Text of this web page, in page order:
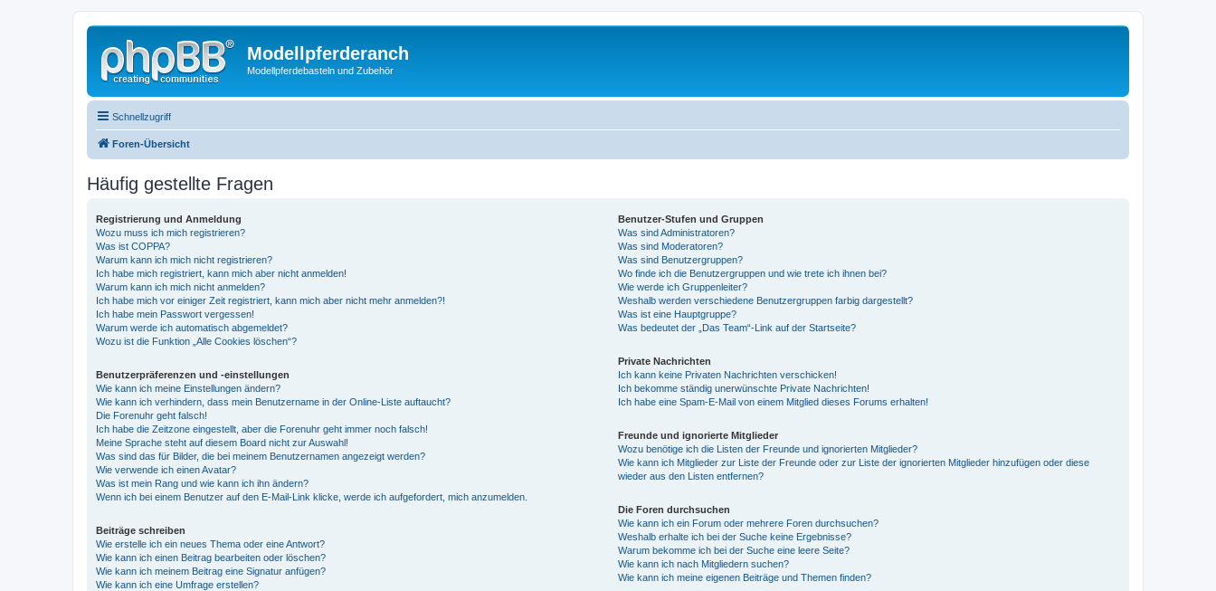
Modellpferderanch
Modellpferdebasteln und Zubehör
Schnellzugriff
Foren-Übersicht
Häufig gestellte Fragen
Registrierung und Anmeldung
Wozu muss ich mich registrieren?
Was ist COPPA?
Warum kann ich mich nicht registrieren?
Ich habe mich registriert, kann mich aber nicht anmelden!
Warum kann ich mich nicht anmelden?
Ich habe mich vor einiger Zeit registriert, kann mich aber nicht mehr anmelden?!
Ich habe mein Passwort vergessen!
Warum werde ich automatisch abgemeldet?
Wozu ist die Funktion „Alle Cookies löschen“?
Benutzerpräferenzen und -einstellungen
Wie kann ich meine Einstellungen ändern?
Wie kann ich verhindern, dass mein Benutzername in der Online-Liste auftaucht?
Die Forenuhr geht falsch!
Ich habe die Zeitzone eingestellt, aber die Forenuhr geht immer noch falsch!
Meine Sprache steht auf diesem Board nicht zur Auswahl!
Was sind das für Bilder, die bei meinem Benutzernamen angezeigt werden?
Wie verwende ich einen Avatar?
Was ist mein Rang und wie kann ich ihn ändern?
Wenn ich bei einem Benutzer auf den E-Mail-Link klicke, werde ich aufgefordert, mich anzumelden.
Beiträge schreiben
Wie erstelle ich ein neues Thema oder eine Antwort?
Wie kann ich einen Beitrag bearbeiten oder löschen?
Wie kann ich meinem Beitrag eine Signatur anfügen?
Wie kann ich eine Umfrage erstellen?
Benutzer-Stufen und Gruppen
Was sind Administratoren?
Was sind Moderatoren?
Was sind Benutzergruppen?
Wo finde ich die Benutzergruppen und wie trete ich ihnen bei?
Wie werde ich Gruppenleiter?
Weshalb werden verschiedene Benutzergruppen farbig dargestellt?
Was ist eine Hauptgruppe?
Was bedeutet der „Das Team“-Link auf der Startseite?
Private Nachrichten
Ich kann keine Privaten Nachrichten verschicken!
Ich bekomme ständig unerwünschte Private Nachrichten!
Ich habe eine Spam-E-Mail von einem Mitglied dieses Forums erhalten!
Freunde und ignorierte Mitglieder
Wozu benötige ich die Listen der Freunde und ignorierten Mitglieder?
Wie kann ich Mitglieder zur Liste der Freunde oder zur Liste der ignorierten Mitglieder hinzufügen oder diese
wieder aus den Listen entfernen?
Die Foren durchsuchen
Wie kann ich ein Forum oder mehrere Foren durchsuchen?
Weshalb erhalte ich bei der Suche keine Ergebnisse?
Warum bekomme ich bei der Suche eine leere Seite?
Wie kann ich nach Mitgliedern suchen?
Wie kann ich meine eigenen Beiträge und Themen finden?